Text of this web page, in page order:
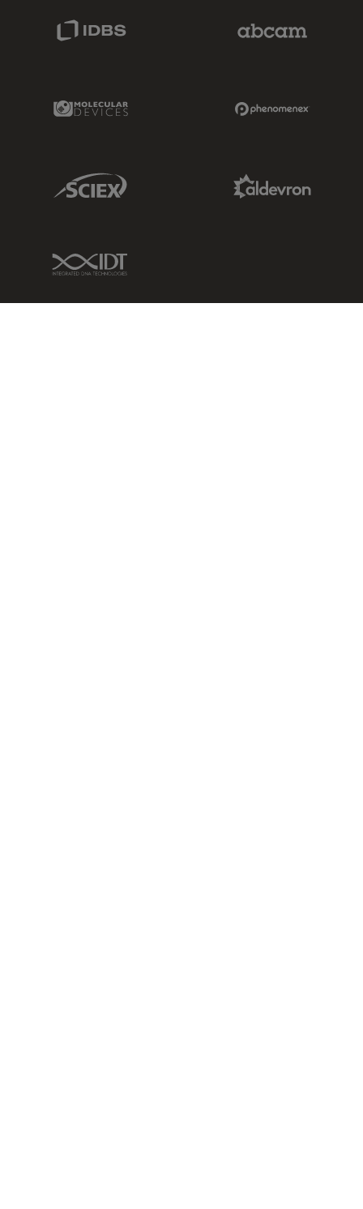
Molecular Devices Link
Sciex Link
IDT Link